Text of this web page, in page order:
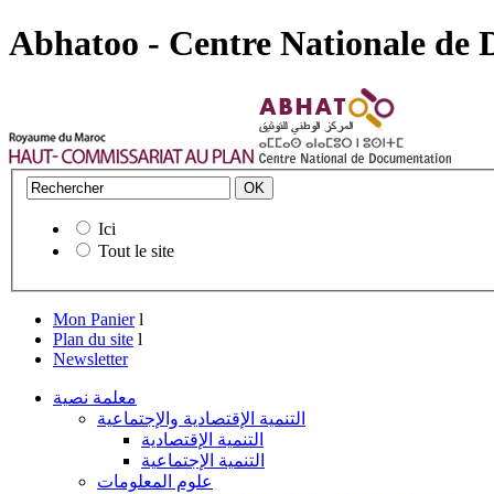
Abhatoo - Centre Nationale de
Ici
Tout le site
Mon Panier l
Plan du site l
Newsletter
معلمة نصية
التنمية الإقتصادية والإجتماعية
التنمية الإقتصادية
التنمية الإجتماعية
علوم المعلومات